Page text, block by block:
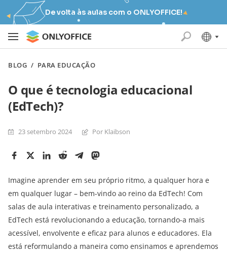
De volta às aulas com o ONLYOFFICE!
BLOG / PARA EDUCAÇÃO
O que é tecnologia educacional
(EdTech)?
23 setembro 2024 Por Klaibson
Imagine aprender em seu próprio ritmo, a qualquer hora e
em qualquer lugar – bem-vindo ao reino da EdTech! Com
salas de aula interativas e treinamento personalizado, a
EdTech está revolucionando a educação, tornando-a mais
acessível, envolvente e eficaz para alunos e educadores. Ela
está reformulando a maneira como ensinamos e aprendemos